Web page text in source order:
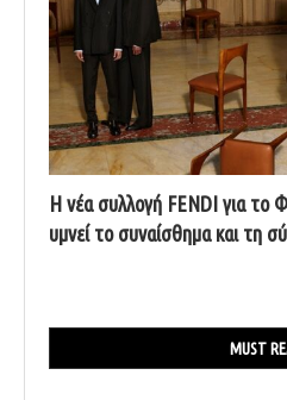
Η νέα συλλογή FENDI για το
υμνεί το συναίσθημα και τη
MUST